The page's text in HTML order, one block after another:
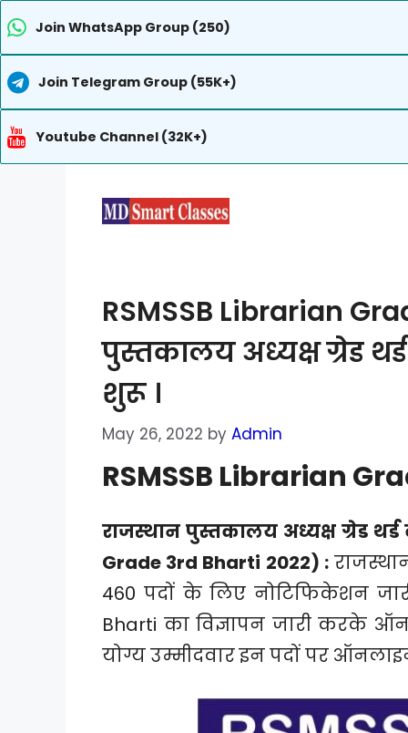
Join WhatsApp Group (250)
Join Telegram Group (55K+)
Youtube Channel (32K+)
RSMSSB Librarian
पुस्तकालय अध्यक्ष ग्रेड
शुरू ।
May 26, 2022 by Admin
RSMSSB Librarian
राजस्थान पुस्तकालय अध्यक्ष ग्रेड
Grade 3rd Bharti 2022) :
460 पदों के लिए नोटिफिकेशन
Bharti का विज्ञापन जारी करके
योग्य उम्मीदवार इन पदों पर